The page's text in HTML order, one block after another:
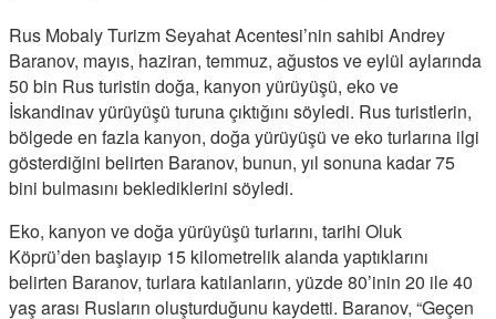
Rus Mobaly Turizm Seyahat Acentesi’nin sahibi Andrey
Baranov, mayıs, haziran, temmuz, ağustos ve eylül aylarında
50 bin Rus turistin doğa, kanyon yürüyüşü, eko ve
İskandinav yürüyüşü turuna çıktığını söyledi. Rus turistlerin,
bölgede en fazla kanyon, doğa yürüyüşü ve eko turlarına ilgi
gösterdiğini belirten Baranov, bunun, yıl sonuna kadar 75
bini bulmasını beklediklerini söyledi.
Eko, kanyon ve doğa yürüyüşü turlarını, tarihi Oluk
Köprü’den başlayıp 15 kilometrelik alanda yaptıklarını
belirten Baranov, turlara katılanların, yüzde 80’inin 20 ile 40
yaş arası Rusların oluşturduğunu kaydetti. Baranov, “Geçen